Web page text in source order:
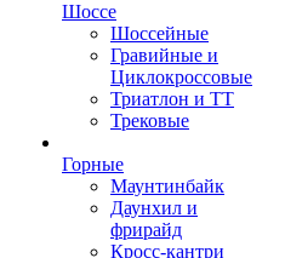
Шоссе
Шоссейные
Гравийные и
Циклокроссовые
Триатлон и ТТ
Трековые
Горные
Маунтинбайк
Даунхил и
фрирайд
Кросс-кантри